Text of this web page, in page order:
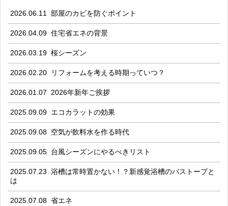
2026.06.11 部屋のカビを防ぐポイント
2026.04.09 住宅省エネの背景
2026.03.19 桜シーズン
2026.02.20 リフォームを考える時期っていつ？
2026.01.07 2026年新年ご挨拶
2025.09.09 エコカラットの効果
2025.09.08 空気が飲料水を作る時代
2025.09.05 台風シーズンにやるべきリスト
2025.07.23 浴槽は常時置かない！？新感覚浴槽のバストープと
は
2025.07.08 省エネ